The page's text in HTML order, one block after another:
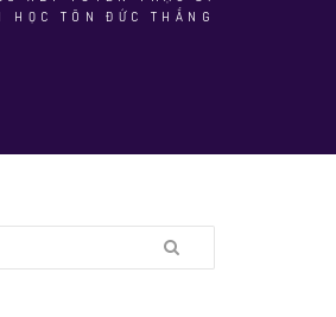
TÔN ĐỨC THẮNG